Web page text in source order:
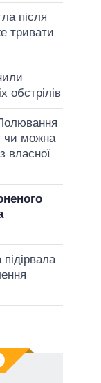
після
тривати
обстрілів
чи можна
власної